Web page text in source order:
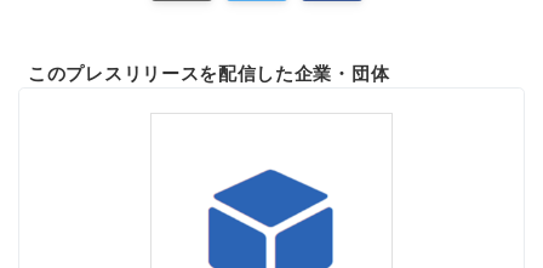
このプレスリリースを配信した企業・団体